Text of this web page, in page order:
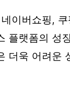
이버쇼핑, 쿠
플랫폼의 성
더욱 어려운